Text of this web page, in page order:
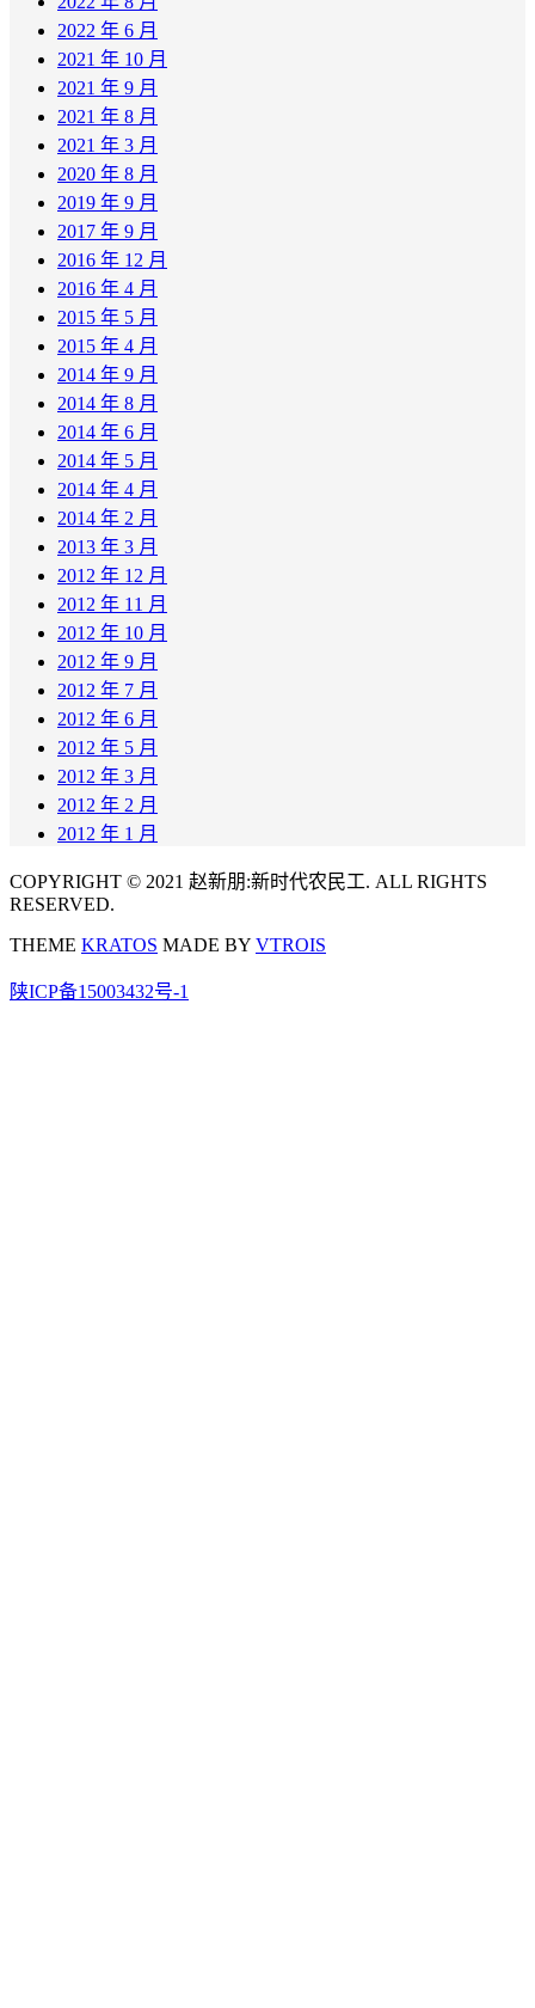
2022 年 6 月
2021 年 10 月
2021 年 9 月
2021 年 8 月
2021 年 3 月
2020 年 8 月
2019 年 9 月
2017 年 9 月
2016 年 12 月
2016 年 4 月
2015 年 5 月
2015 年 4 月
2014 年 9 月
2014 年 8 月
2014 年 6 月
2014 年 5 月
2014 年 4 月
2014 年 2 月
2013 年 3 月
2012 年 12 月
2012 年 11 月
2012 年 10 月
2012 年 9 月
2012 年 7 月
2012 年 6 月
2012 年 5 月
2012 年 3 月
2012 年 2 月
2012 年 1 月
COPYRIGHT © 2021 赵新朋:新时代农民工. ALL RIGHTS
RESERVED.
THEME KRATOS MADE BY VTROIS
陕ICP备15003432号-1